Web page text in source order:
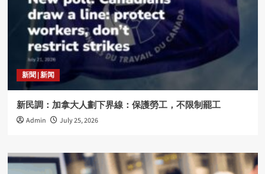
新聞 | 新闻
新民調：加拿大人劃下界線：保護勞工，不限制罷工
Admin July 25, 2026